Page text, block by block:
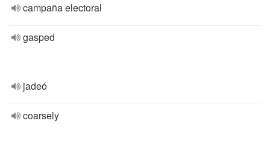
campaña electoral
gasped
jadeó
coarsely